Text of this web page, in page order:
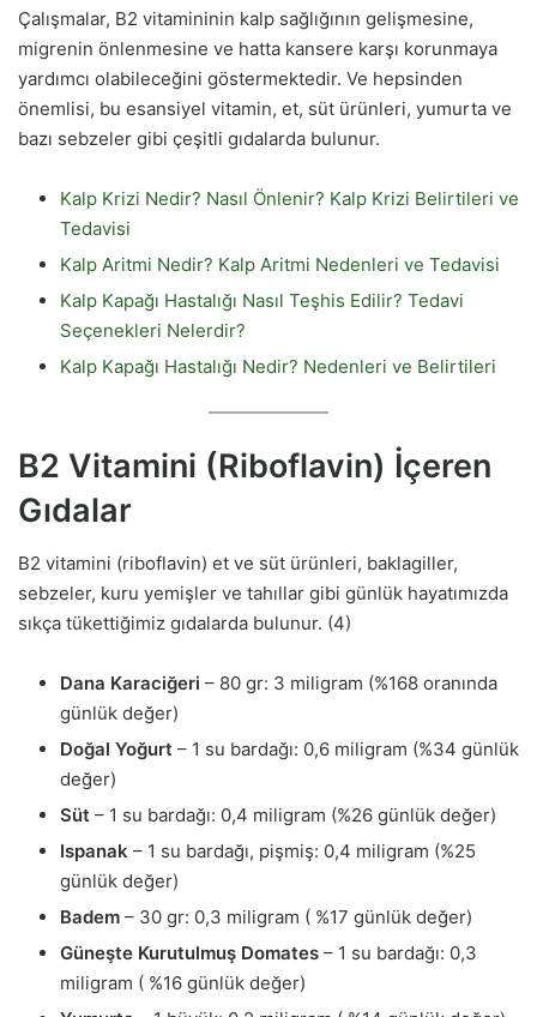
Çalışmalar, B2 vitamininin kalp sağlığının gelişmesine,
migrenin önlenmesine ve hatta kansere karşı korunmaya
yardımcı olabileceğini göstermektedir. Ve hepsinden
önemlisi, bu esansiyel vitamin, et, süt ürünleri, yumurta ve
bazı sebzeler gibi çeşitli gıdalarda bulunur.
Kalp Krizi Nedir? Nasıl Önlenir? Kalp Krizi Belirtileri ve
Tedavisi
Kalp Aritmi Nedir? Kalp Aritmi Nedenleri ve Tedavisi
Kalp Kapağı Hastalığı Nasıl Teşhis Edilir? Tedavi
Seçenekleri Nelerdir?
Kalp Kapağı Hastalığı Nedir? Nedenleri ve Belirtileri
B2 Vitamini (Riboflavin) İçeren
Gıdalar
B2 vitamini (riboflavin) et ve süt ürünleri, baklagiller,
sebzeler, kuru yemişler ve tahıllar gibi günlük hayatımızda
sıkça tükettiğimiz gıdalarda bulunur. (4)
Dana Karaciğeri – 80 gr: 3 miligram (%168 oranında
günlük değer)
Doğal Yoğurt – 1 su bardağı: 0,6 miligram (%34 günlük
değer)
Süt – 1 su bardağı: 0,4 miligram (%26 günlük değer)
Ispanak – 1 su bardağı, pişmiş: 0,4 miligram (%25
günlük değer)
Badem – 30 gr: 0,3 miligram ( %17 günlük değer)
Güneşte Kurutulmuş Domates – 1 su bardağı: 0,3
miligram ( %16 günlük değer)